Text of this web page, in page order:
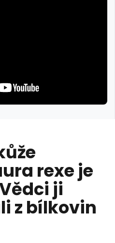
rexe je
ji
z bílkovin